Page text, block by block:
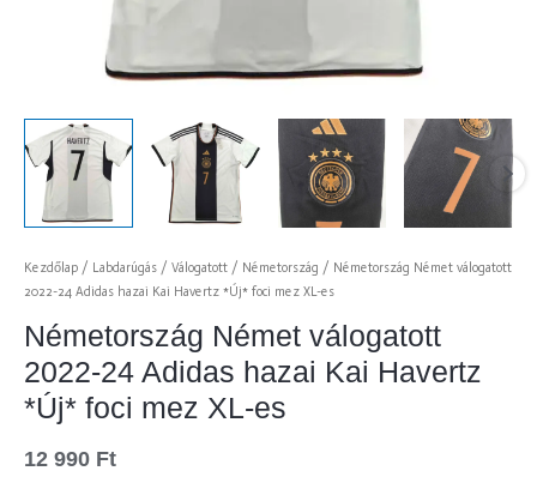
Kezdőlap / Labdarúgás / Válogatott / Németország / Németország Német válogatott
2022-24 Adidas hazai Kai Havertz *Új* foci mez XL-es
Németország Német válogatott
2022-24 Adidas hazai Kai Havertz
*Új* foci mez XL-es
12 990 Ft